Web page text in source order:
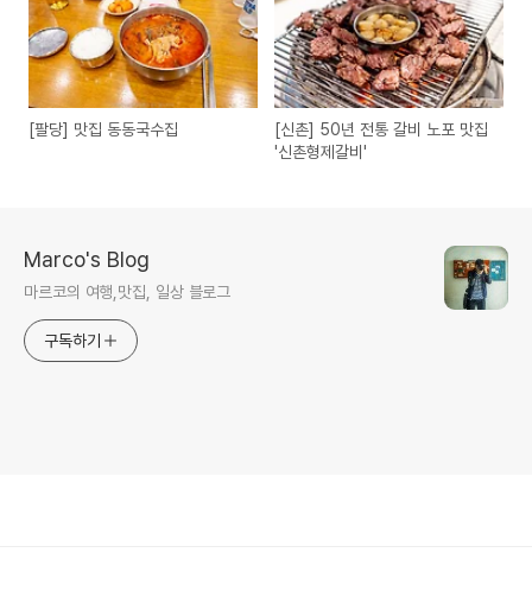
[팔당] 맛집 동동국수집
[신촌] 50년 전통 갈비 노포 맛집
'신촌형제갈비'
Marco's Blog
마르코의 여행,맛집, 일상 블로그
구독하기